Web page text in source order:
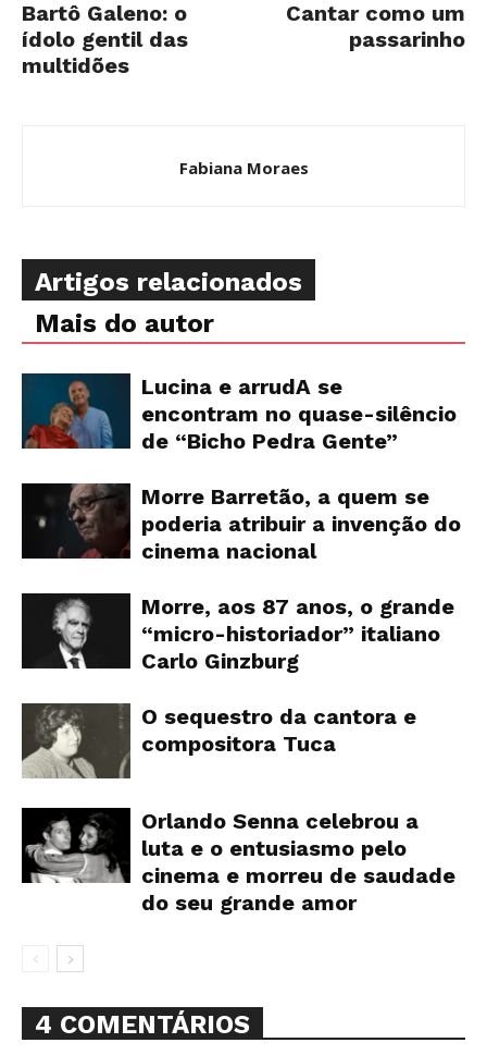
Bartô Galeno: o
ídolo gentil das
multidões
Cantar como um
passarinho
Fabiana Moraes
Artigos relacionados
Mais do autor
Lucina e arrudA se
encontram no quase-silêncio
de “Bicho Pedra Gente”
Morre Barretão, a quem se
poderia atribuir a invenção do
cinema nacional
Morre, aos 87 anos, o grande
“micro-historiador” italiano
Carlo Ginzburg
O sequestro da cantora e
compositora Tuca
Orlando Senna celebrou a
luta e o entusiasmo pelo
cinema e morreu de saudade
do seu grande amor
4 COMENTÁRIOS